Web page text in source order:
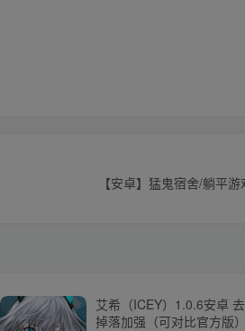
【安卓】猛鬼宿舍/躺平
艾希（ICEY）1.0.6安卓 去除tap验证，打怪金币
掉落加强（可对比官方版）